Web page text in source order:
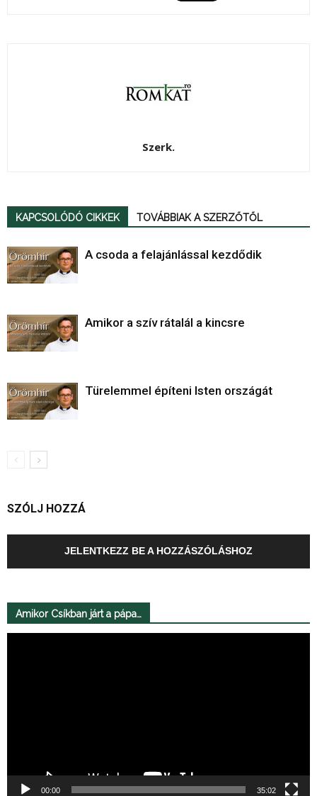
Szerk.
KAPCSOLÓDÓ CIKKEK TOVÁBBIAK A SZERZŐTŐL
A csoda a felajánlással kezdődik
Amikor a szív rátalál a kincsre
Türelemmel építeni Isten országát
SZÓLJ HOZZÁ
JELENTKEZZ BE A HOZZÁSZÓLÁSHOZ
Amikor Csíkban járt a pápa…
00:00 35:02